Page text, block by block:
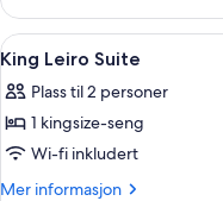
Leiro
Sky
Suite
Åpne
alle
bildene
av
King
Leiro
10
King Leiro Suite
Plass til 2 personer
1 kingsize-seng
Wi-fi inkludert
Mer informasjon
Mer